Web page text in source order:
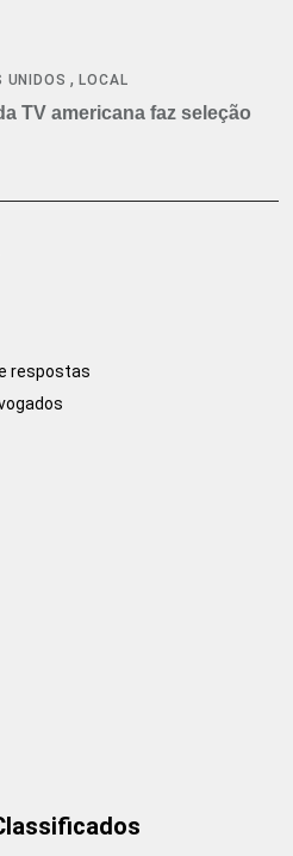
UNIDOS ,LOCAL
TV americana faz seleção
respostas